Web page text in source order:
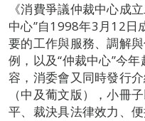
《消費爭議仲裁中心成
中心”自1998年3月12日
要的工作與服務、調解
例，以及“仲裁中心”今
容，消委會又同時發行
（中及葡文版），小冊
平、裁決具法律效力、